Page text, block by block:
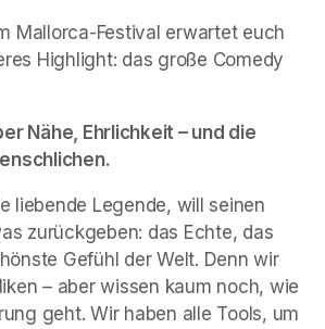
Mallorca-Festival erwartet euch
Highlight: das große Comedy
Nähe, Ehrlichkeit – und die
liebende Legende, will seinen
zurückgeben: das Echte, das
Gefühl der Welt. Denn wir
– aber wissen kaum noch, wie
geht. Wir haben alle Tools, um